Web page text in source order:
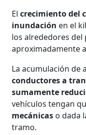
Elcrecimiento del
inundación en el
los alrededores del
aproximadamente
La acumulación de
conductores a
sumamente
vehículos tengan
mecánicas o dada
tramo.